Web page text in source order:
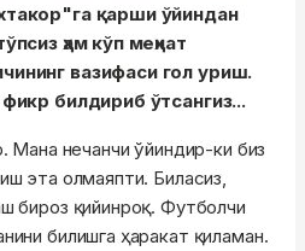
қарши ўйиндан
ҳам кўп меҳнат
вазифаси гол уриш.
фикр билдириб ўтсангиз...
Мана нечанчи ўйиндир-ки биз
эта олмаяпти. Биласиз,
бироз қийинроқ. Футболчи
билишга ҳаракат қиламан.